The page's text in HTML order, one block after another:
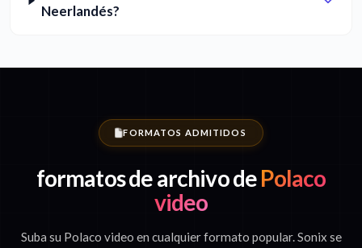
Neerlandés?
FORMATOS ADMITIDOS
formatos de archivo dePolaco
video
Suba su Polaco video en cualquier formato popular. Sonix se